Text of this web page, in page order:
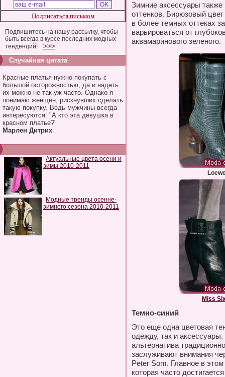
Подписаться письмом
Подпишитесь на нашу рассылку, чтобы
быть всегда в курсе последних модных
тенденций!
>>>
Случайная цитата
Красные платья нужно покупать с
большой осторожностью, да и надеть
их можно не так уж часто. Однако я
понимаю женщин, рискнувших сделать
такую покупку. Ведь мужчины всегда
интересуются: "А кто эта девушка в
красном платье?"
Марлен Дитрих
Актуальные цвета осени и
зимы 2010-2011
Модные тренды осенне-
зимнего сезона 2010-2011
Зимние аксессуары
оттенков. Бирюзовый
в более темных оттеках
варьироваться от
аквамаринового зеленого.
Miss
Темно-синий
Это еще одна цветовая
одежду, так и
альтернатива
заслуживают внимания
Peter Som. Главное в
которая часто